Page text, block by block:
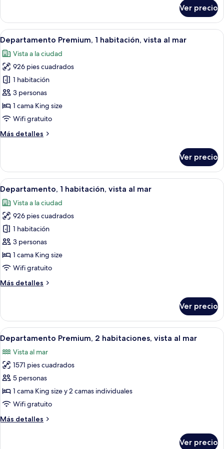
mar
ejecutiva,
para
fumadores,
vista
al
mar
Ver precio
Abrir
todas
las
fotos
de
Departamento
Premium,
1
habitación,
vista
Una cocina moderna con armarios
2
Departamento Premium, 1 habitación, vista al mar
Vista a la ciudad
926 pies cuadrados
1 habitación
3 personas
1 cama King size
Wifi gratuito
Más detalles
Más
Premium,
habitación,
vista
al
mar
Ver precio
Abrir
todas
las
fotos
de
Departamento,
1
habitación,
al
Habitación de hotel moderna con
3
Departamento, 1 habitación, vista al mar
Vista a la ciudad
926 pies cuadrados
1 habitación
3 personas
1 cama King size
Wifi gratuito
Más detalles
Más
1
habitación,
vista
mar
Ver precio
Abrir
todas
las
fotos
de
Departamento
Premium,
habitaciones,
Habitación de hotel con una cama
4
Departamento Premium, 2 habitaciones, vista al mar
Vista al mar
1571 pies cuadrados
5 personas
1 cama King size y 2 camas individuales
Wifi gratuito
Más detalles
Más
Ver precio